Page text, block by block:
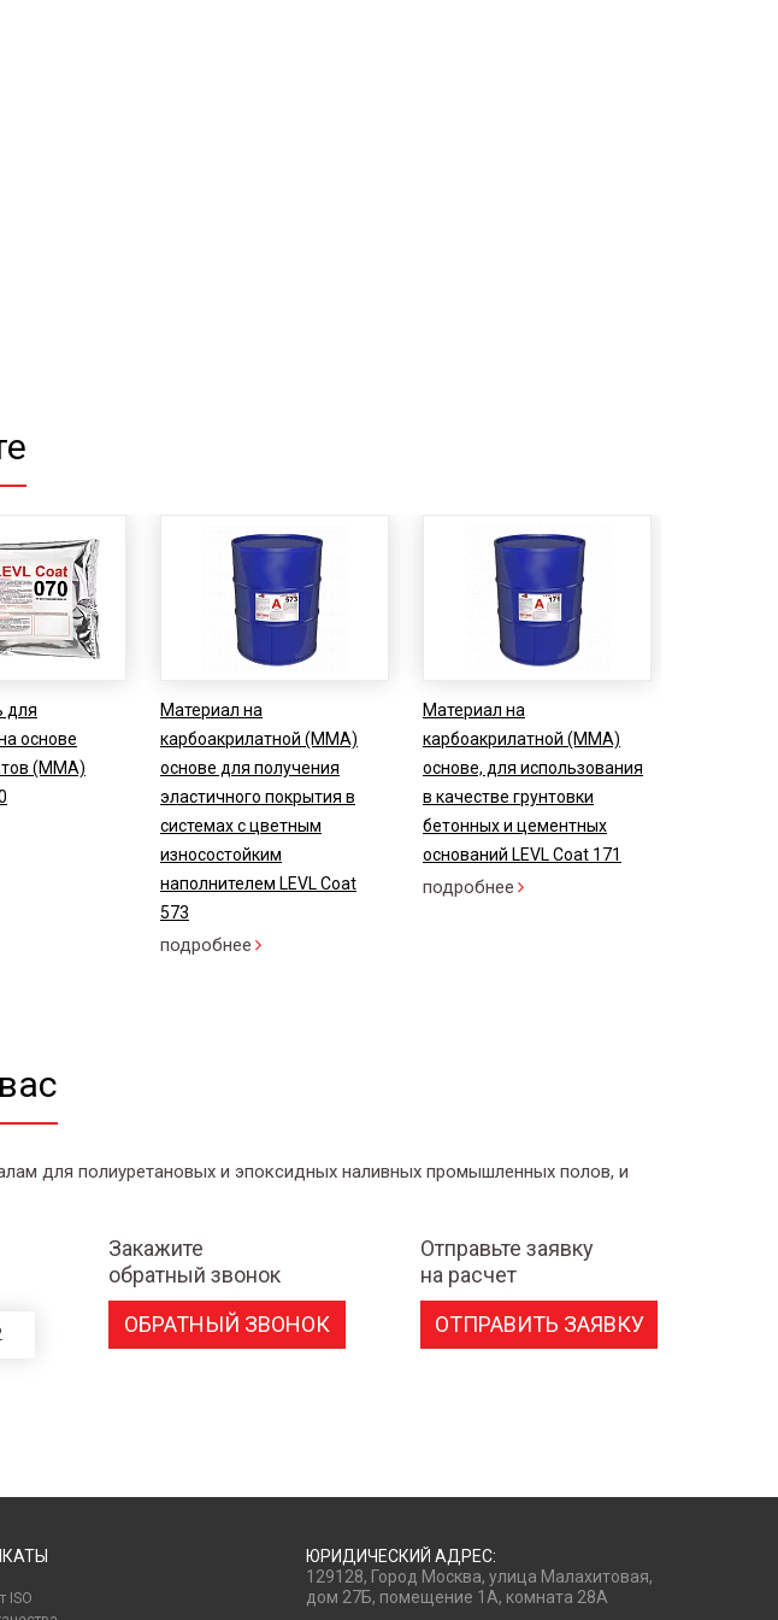
для
основе
(ММА)
Материал на
карбоакрилатной (ММА)
основе для получения
эластичного покрытия в
системах с цветным
износостойким
наполнителем LEVL Coat
573
подробнее
Материал на
карбоакрилатной (ММА)
основе, для использования
в качестве грунтовки
бетонных и цементных
оснований LEVL Coat 171
подробнее
для полиуретановых и эпоксидных наливных промышленных полов, и
Закажите
обратный звонок
ОБРАТНЫЙ ЗВОНОК
Отправьте заявку
на расчет
ОТПРАВИТЬ ЗАЯВКУ
ISO
ЮРИДИЧЕСКИЙ АДРЕС:
129128, Город Москва, улица Малахитовая,
дом 27Б, помещение 1А, комната 28А